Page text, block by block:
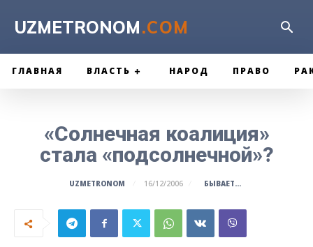
UZMETRONOM.COM
ГЛАВНАЯ ВЛАСТЬ НАРОД ПРАВО
«Солнечная коалиция»
стала «подсолнечной»?
UZMETRONOM 16/12/2006 БЫВАЕТ...